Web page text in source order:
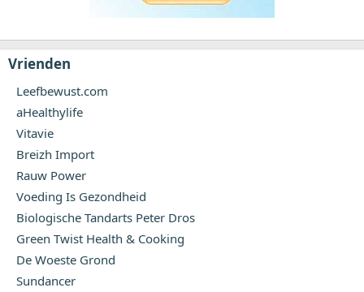
Vrienden
Leefbewust.com
aHealthylife
Vitavie
Breizh Import
Rauw Power
Voeding Is Gezondheid
Biologische Tandarts Peter Dros
Green Twist Health & Cooking
De Woeste Grond
Sundancer